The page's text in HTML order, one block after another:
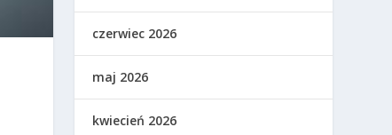
czerwiec 2026
maj 2026
kwiecień 2026